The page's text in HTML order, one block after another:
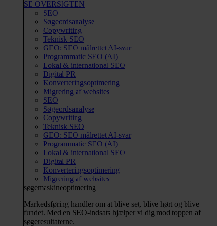
SE OVERSIGTEN
SEO
Søgeordsanalyse
Copywriting
Teknisk SEO
GEO: SEO målrettet AI-svar
Programmatic SEO (AI)
Lokal & international SEO
Digital PR
Konverteringsoptimering
Migrering af websites
SEO
Søgeordsanalyse
Copywriting
Teknisk SEO
GEO: SEO målrettet AI-svar
Programmatic SEO (AI)
Lokal & international SEO
Digital PR
Konverteringsoptimering
Migrering af websites
søgemaskineoptimering
Markedsføring handler om at blive set, blive hørt og blive
fundet. Med en SEO-indsats hjælper vi dig mod toppen af
søgeresultaterne.